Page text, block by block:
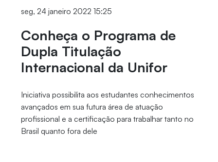
seg, 24 janeiro 2022 15:25
Conheça o Programa de
Dupla Titulação
Internacional da Unifor
Iniciativa possibilita aos estudantes conhecimentos
avançados em sua futura área de atuação
profissional e a certificação para trabalhar tanto no
Brasil quanto fora dele